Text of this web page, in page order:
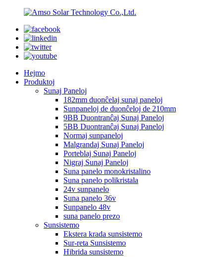
Hejmo
Produktoj
Sunaj Paneloj
182mm duonĉelaj sunaj paneloj
Sunpaneloj de duonĉeloj de 210mm
9BB Duontranĉaj Sunaj Paneloj
5BB Duontranĉaj Sunaj Paneloj
Normaj sunpaneloj
Malgrandaj Sunaj Paneloj
Porteblaj Sunaj Paneloj
Nigraj Sunaj Paneloj
Suna panelo monokristalino
Suna panelo polikristala
24v sunpanelo
Suna panelo 36v
Sunpanelo 48v
suna panelo prezo
Sunsistemo
Ekstera krada sunsistemo
Sur-reta Sunsistemo
Hibrida sunsistemo